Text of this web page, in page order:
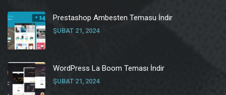
Prestashop Ambesten Temasu İndir
ŞUBAT 21, 2024
WordPress La Boom Teması İndir
ŞUBAT 21, 2024